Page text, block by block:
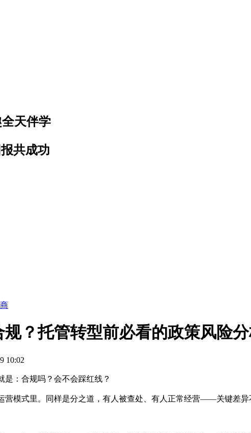
天伴学
共成功
？托管转型前必看的政策风险
10:02
是：合规吗？会不会踩红线？
营模式里。同样是分之道，有人被查处、有人正常经营——关键差异